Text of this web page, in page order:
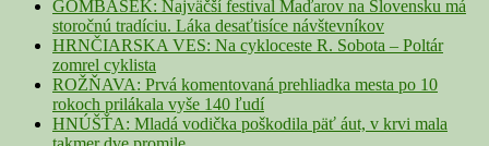
GOMBASEK: Najväčší festival Maďarov na Slovensku má
storočnú tradíciu. Láka desaťtisíce návštevníkov
HRNČIARSKA VES: Na cykloceste R. Sobota – Poltár
zomrel cyklista
ROŽŇAVA: Prvá komentovaná prehliadka mesta po 10
rokoch prilákala vyše 140 ľudí
HNÚŠŤA: Mladá vodička poškodila päť áut, v krvi mala